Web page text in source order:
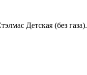
Детская (без газа).